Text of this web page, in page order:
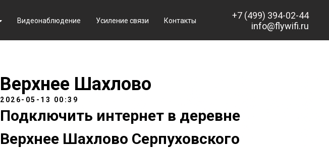
Видеонаблюдение Усиление связи Контакты
+7 (499) 394-02-44
info@flywifi.ru
Верхнее Шахлово
2026-05-13 00:39
Подключить интернет в деревне
Верхнее Шахлово Серпуховского